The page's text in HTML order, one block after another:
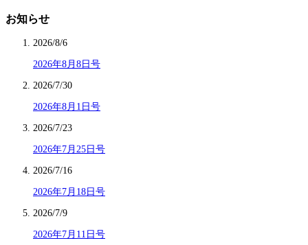
お知らせ
2026/8/6
2026年8月8日号
2026/7/30
2026年8月1日号
2026/7/23
2026年7月25日号
2026/7/16
2026年7月18日号
2026/7/9
2026年7月11日号